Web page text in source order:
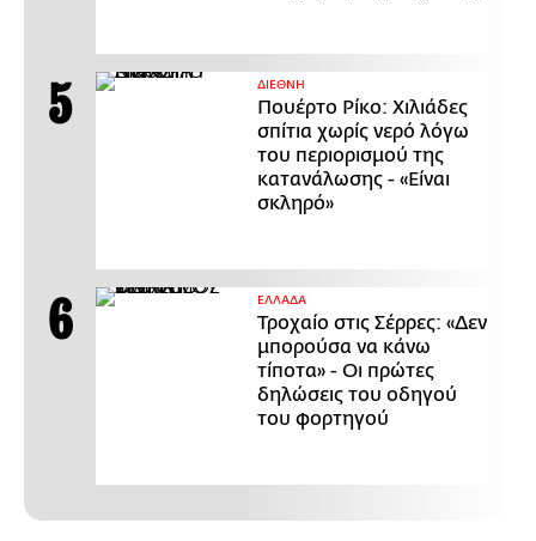
ΔΙΕΘΝΗ
Πουέρτο Ρίκο: Χιλιάδες
σπίτια χωρίς νερό λόγω
του περιορισμού της
κατανάλωσης - «Είναι
σκληρό»
ΕΛΛΑΔΑ
Τροχαίο στις Σέρρες: «Δεν
μπορούσα να κάνω
τίποτα» - Οι πρώτες
δηλώσεις του οδηγού
του φορτηγού